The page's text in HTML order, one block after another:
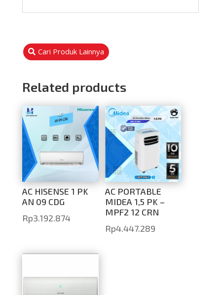
Cari Produk Lainnya
Related products
AC HISENSE 1 PK
AN 09 CDG
Rp3.192.874
AC PORTABLE
MIDEA 1,5 PK –
MPF2 12 CRN
Rp4.447.289